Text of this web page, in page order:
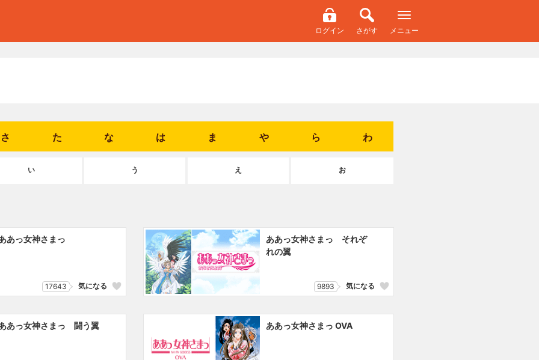
ログイン さがす メニュー
さ た な は ま や ら わ
い う え お
あっ女神さまっ
17643 気になる
ああっ女神さまっ それぞ
れの翼
9893 気になる
あっ女神さまっ 闘う翼 ああっ女神さまっ OVA